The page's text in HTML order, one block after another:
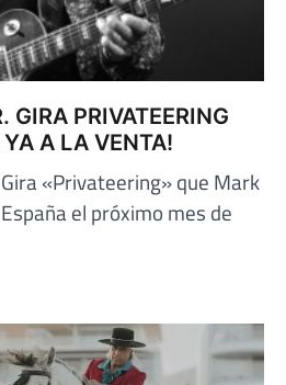
GIRA PRIVATEERING
A LA VENTA!
«Privateering» que Mark
el próximo mes de